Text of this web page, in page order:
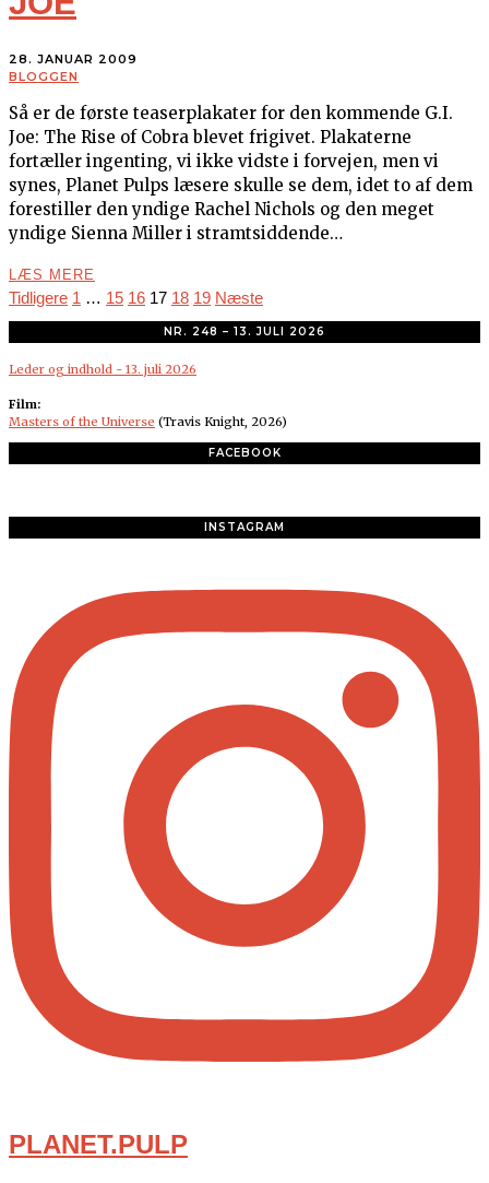
28. JANUAR 2009
BLOGGEN
Så er de første teaserplakater for den kommende G.I.
Joe: The Rise of Cobra blevet frigivet. Plakaterne
fortæller ingenting, vi ikke vidste i forvejen, men vi
synes, Planet Pulps læsere skulle se dem, idet to af dem
forestiller den yndige Rachel Nichols og den meget
yndige Sienna Miller i stramtsiddende…
LÆS MERE
Tidligere 1 … 15 16 17 18 19 Næste
NR. 248 – 13. JULI 2026
Leder og indhold - 13. juli 2026
Film:
Masters of the Universe (Travis Knight, 2026)
FACEBOOK
INSTAGRAM
PLANET.PULP